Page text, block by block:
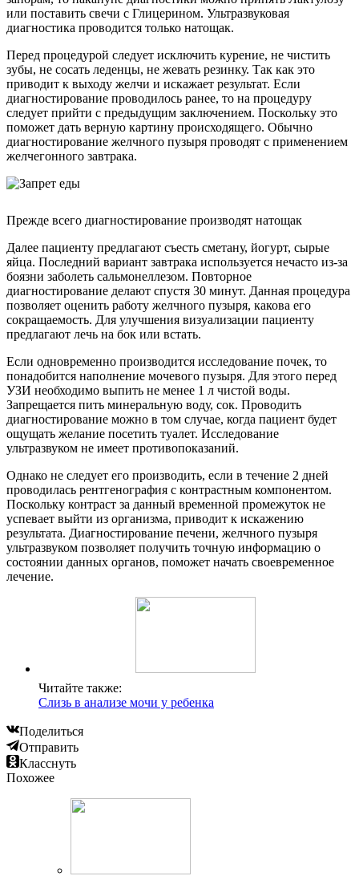
или поставить свечи с Глицерином. Ультразвуковая
диагностика проводится только натощак.
Перед процедурой следует исключить курение, не чистить
зубы, не сосать леденцы, не жевать резинку. Так как это
приводит к выходу желчи и искажает результат. Если
диагностирование проводилось ранее, то на процедуру
следует прийти с предыдущим заключением. Поскольку это
поможет дать верную картину происходящего. Обычно
диагностирование желчного пузыря проводят с применением
желчегонного завтрака.
Прежде всего диагностирование производят натощак
Далее пациенту предлагают съесть сметану, йогурт, сырые
яйца. Последний вариант завтрака используется нечасто из-за
боязни заболеть сальмонеллезом. Повторное
диагностирование делают спустя 30 минут. Данная процедура
позволяет оценить работу желчного пузыря, какова его
сокращаемость. Для улучшения визуализации пациенту
предлагают лечь на бок или встать.
Если одновременно производится исследование почек, то
понадобится наполнение мочевого пузыря. Для этого перед
УЗИ необходимо выпить не менее 1 л чистой воды.
Запрещается пить минеральную воду, сок. Проводить
диагностирование можно в том случае, когда пациент будет
ощущать желание посетить туалет. Исследование
ультразвуком не имеет противопоказаний.
Однако не следует его производить, если в течение 2 дней
проводилась рентгенография с контрастным компонентом.
Поскольку контраст за данный временной промежуток не
успевает выйти из организма, приводит к искажению
результата. Диагностирование печени, желчного пузыря
ультразвуком позволяет получить точную информацию о
состоянии данных органов, поможет начать своевременное
лечение.
Читайте также:
Слизь в анализе мочи у ребенка
Поделиться
Отправить
Класснуть
Похожее